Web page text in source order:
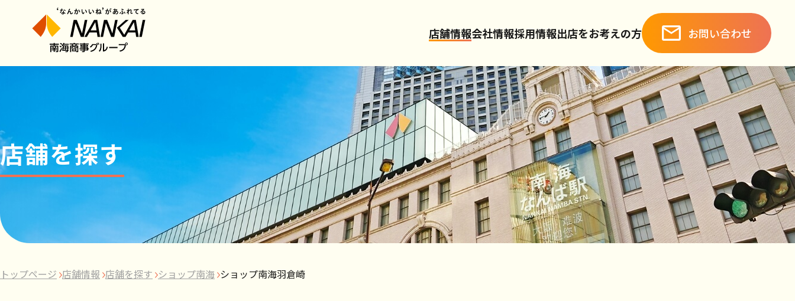
店舗情報会社情報採用情報出店をお考えの方 お問い合わせ
店舗を探す
トップページ 店舗情報 店舗を探す ショップ南海 ショップ南海羽倉崎